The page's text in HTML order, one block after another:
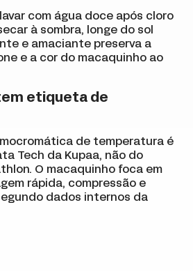
com água doce após cloro
à sombra, longe do sol
e amaciante preserva a
e a cor do macaquinho ao
etiqueta de
de temperatura é
Tech da Kupaa, não do
O macaquinho foca em
rápida, compressão e
dados internos da